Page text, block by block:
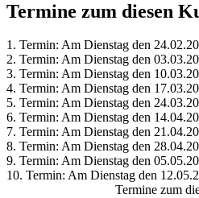
Termine zum diesen
1. Termin: Am Dienstag den
2. Termin: Am Dienstag den
3. Termin: Am Dienstag den
4. Termin: Am Dienstag den
5. Termin: Am Dienstag den
6. Termin: Am Dienstag den
7. Termin: Am Dienstag den
8. Termin: Am Dienstag den
9. Termin: Am Dienstag den
10. Termin: Am Dienstag den
Termine zum